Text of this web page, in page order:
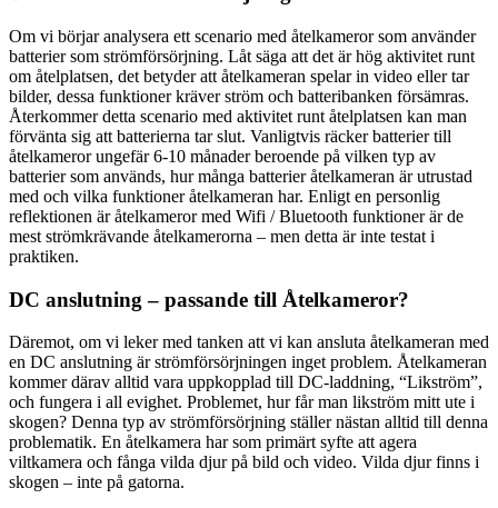
Om vi börjar analysera ett scenario med åtelkameror som använder
batterier som strömförsörjning. Låt säga att det är hög aktivitet runt
om åtelplatsen, det betyder att åtelkameran spelar in video eller tar
bilder, dessa funktioner kräver ström och batteribanken försämras.
Återkommer detta scenario med aktivitet runt åtelplatsen kan man
förvänta sig att batterierna tar slut. Vanligtvis räcker batterier till
åtelkameror ungefär 6-10 månader beroende på vilken typ av
batterier som används, hur många batterier åtelkameran är utrustad
med och vilka funktioner åtelkameran har. Enligt en personlig
reflektionen är åtelkameror med Wifi / Bluetooth funktioner är de
mest strömkrävande åtelkamerorna – men detta är inte testat i
praktiken.
DC anslutning – passande till Åtelkameror?
Däremot, om vi leker med tanken att vi kan ansluta åtelkameran med
en DC anslutning är strömförsörjningen inget problem. Åtelkameran
kommer därav alltid vara uppkopplad till DC-laddning, “Likström”,
och fungera i all evighet. Problemet, hur får man likström mitt ute i
skogen? Denna typ av strömförsörjning ställer nästan alltid till denna
problematik. En åtelkamera har som primärt syfte att agera
viltkamera och fånga vilda djur på bild och video. Vilda djur finns i
skogen – inte på gatorna.